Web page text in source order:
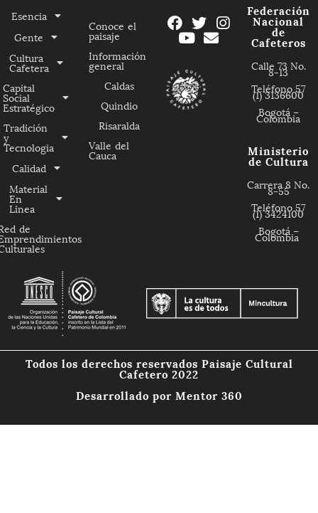
Esencia
Gente
Cultura
Cafetera
Capital
Social
Estratégico
Tradición
y
Tecnologia
Calidad
Material
En
Linea
de
Conoce el
paisaje
Información
general
Caldas
Quindio
Risaralda
Valle del
Cauca
Federación
Nacional
de
Cafeteros
Calle 73 No.
8-13
Teléfono 57
(1) 3136600
Bogotá –
Colombia
Ministerio
de Cultura
Carrera 8 No.
8-55
Teléfono 57
(1) 3424100
Bogotá –
Colombia
Todos los derechos reservados Paisaje Cultural
Cafetero 2022
Desarrollado por Mentor 360